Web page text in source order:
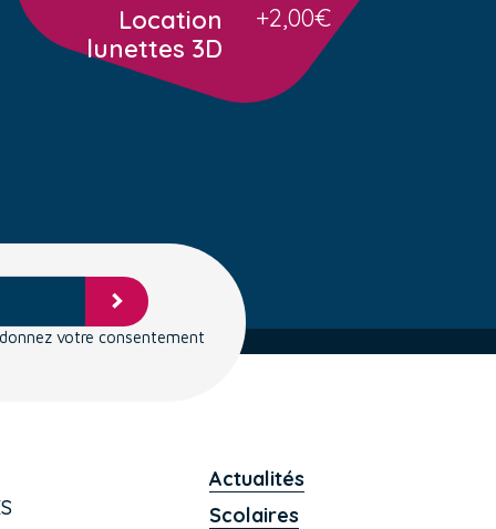
Location
lunettes 3D
+2,00€
votre consentement
Actualités
Scolaires